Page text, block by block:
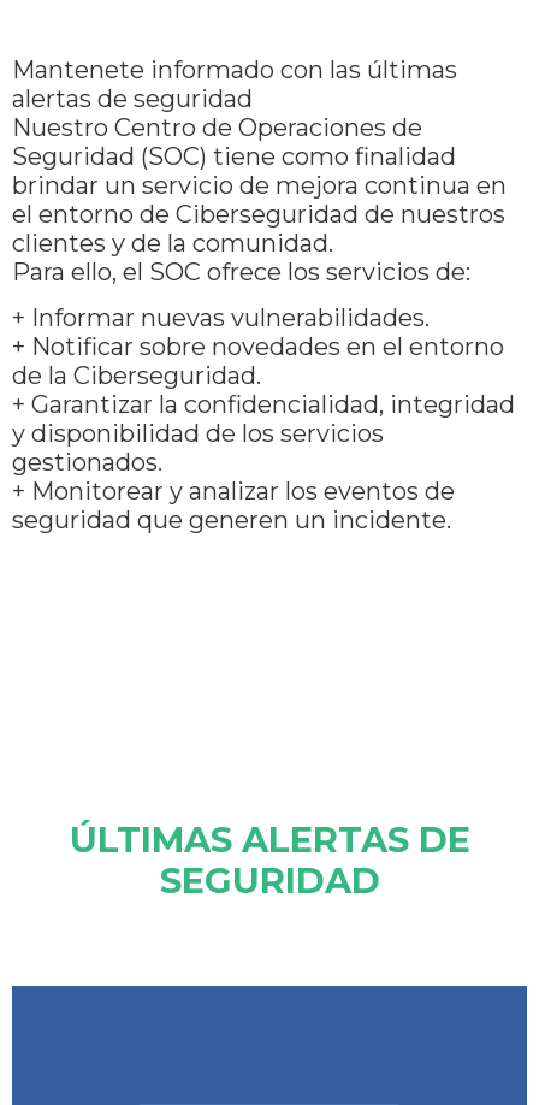
Mantenete informado con las últimas
alertas de seguridad
Nuestro Centro de Operaciones de
Seguridad (SOC) tiene como finalidad
brindar un servicio de mejora continua en
el entorno de Ciberseguridad de nuestros
clientes y de la comunidad.
Para ello, el SOC ofrece los servicios de:
+ Informar nuevas vulnerabilidades.
+ Notificar sobre novedades en el entorno
de la Ciberseguridad.
+ Garantizar la confidencialidad, integridad
y disponibilidad de los servicios
gestionados.
+ Monitorear y analizar los eventos de
seguridad que generen un incidente.
ÚLTIMAS ALERTAS DE
SEGURIDAD